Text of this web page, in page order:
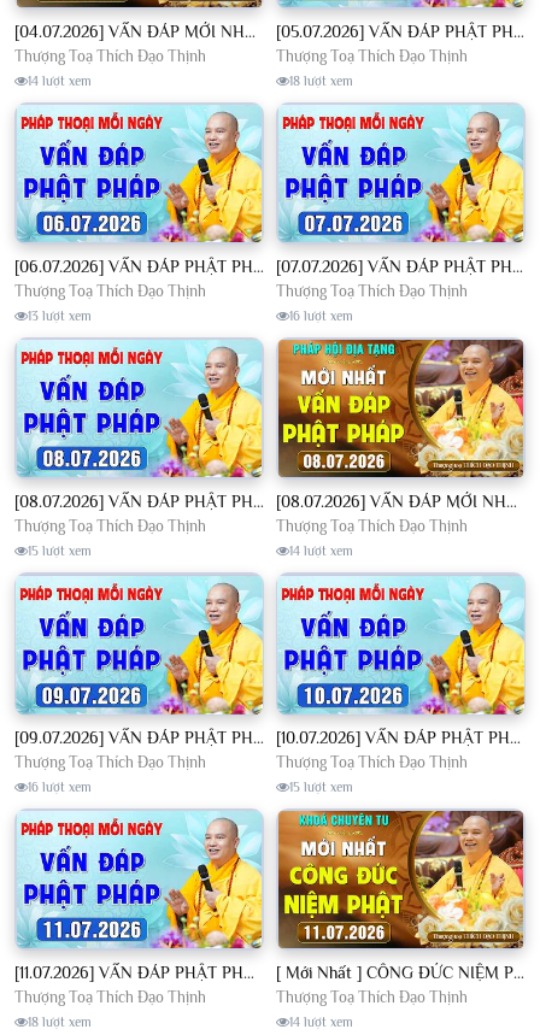
[04.07.2026] VẤN ĐÁP MỚI NHẤT - Pháp Hội Địa Tạng Chùa Khai Nguyên | TT. Thích Đạo Thịnh
Thượng Toạ Thích Đạo Thịnh
14 lượt xem
[05.07.2026] VẤN ĐÁP PHẬT PHÁP - Nghe Thầy giảng Pháp mỗi ngày CÔNG ĐỨC VÔ LƯỢNG│TT. Thích Đạo Thịnh
Thượng Toạ Thích Đạo Thịnh
18 lượt xem
[06.07.2026] VẤN ĐÁP PHẬT PHÁP - Nghe Thầy giảng Pháp mỗi ngày CÔNG ĐỨC VÔ LƯỢNG│TT. Thích Đạo Thịnh
Thượng Toạ Thích Đạo Thịnh
13 lượt xem
[07.07.2026] VẤN ĐÁP PHẬT PHÁP - Nghe Thầy giảng Pháp mỗi ngày CÔNG ĐỨC VÔ LƯỢNG│TT. Thích Đạo Thịnh
Thượng Toạ Thích Đạo Thịnh
16 lượt xem
[08.07.2026] VẤN ĐÁP PHẬT PHÁP - Nghe Thầy giảng Pháp mỗi ngày CÔNG ĐỨC VÔ LƯỢNG│TT. Thích Đạo Thịnh
Thượng Toạ Thích Đạo Thịnh
15 lượt xem
[08.07.2026] VẤN ĐÁP MỚI NHẤT - Pháp Hội Địa Tạng Chùa Khai Nguyên | TT. Thích Đạo Thịnh
Thượng Toạ Thích Đạo Thịnh
14 lượt xem
[09.07.2026] VẤN ĐÁP PHẬT PHÁP - Nghe Thầy giảng Pháp mỗi ngày CÔNG ĐỨC VÔ LƯỢNG│TT. Thích Đạo Thịnh
Thượng Toạ Thích Đạo Thịnh
16 lượt xem
[10.07.2026] VẤN ĐÁP PHẬT PHÁP - Nghe Thầy giảng Pháp mỗi ngày CÔNG ĐỨC VÔ LƯỢNG│TT. Thích Đạo Thịnh
Thượng Toạ Thích Đạo Thịnh
15 lượt xem
[11.07.2026] VẤN ĐÁP PHẬT PHÁP - Nghe Thầy giảng Pháp mỗi ngày CÔNG ĐỨC VÔ LƯỢNG│TT. Thích Đạo Thịnh
Thượng Toạ Thích Đạo Thịnh
18 lượt xem
[ Mới Nhất ] CÔNG ĐỨC NIỆM PHẬT - Khoá Chuyên Tu Chùa Khai Nguyên 11/07/2026 | TT. Thích Đạo Thịnh
Thượng Toạ Thích Đạo Thịnh
14 lượt xem